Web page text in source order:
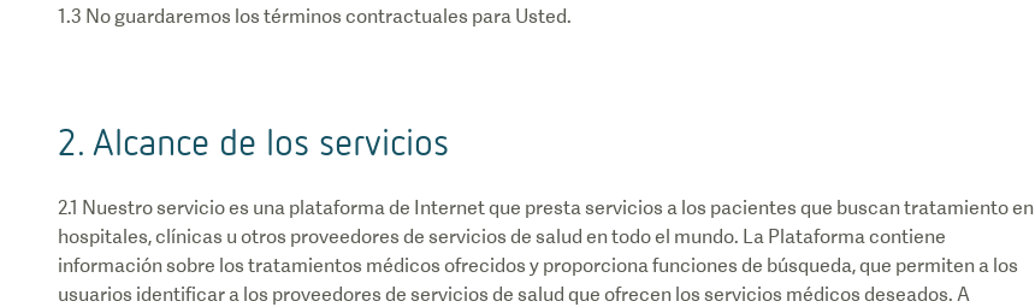
2. Alcance de los servicios
2.1 Nuestro servicio es una plataforma de Internet que presta servicios a los pacientes que buscan tratamiento en
hospitales, clínicas u otros proveedores de servicios de salud en todo el mundo. La Plataforma contiene
información sobre los tratamientos médicos ofrecidos y proporciona funciones de búsqueda, que permiten a los
usuarios identificar a los proveedores de servicios de salud que ofrecen los servicios médicos deseados. A